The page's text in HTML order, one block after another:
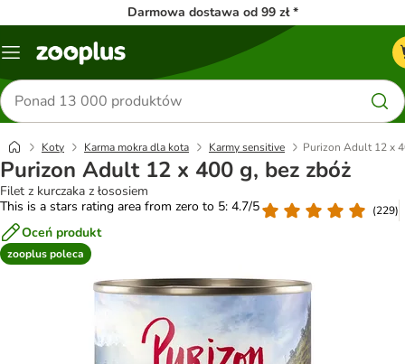
Darmowa dostawa od 99 zł *
Menu
Szukaj
produktów
Koty Karma mokra dla kota Karmy sensitive Purizon Adult 12 x
Purizon Adult 12 x 400 g, bez zbóż
Filet z kurczaka z łososiem
This is a stars rating area from zero to 5: 4.7/5
(229)
Oceń produkt
zooplus poleca